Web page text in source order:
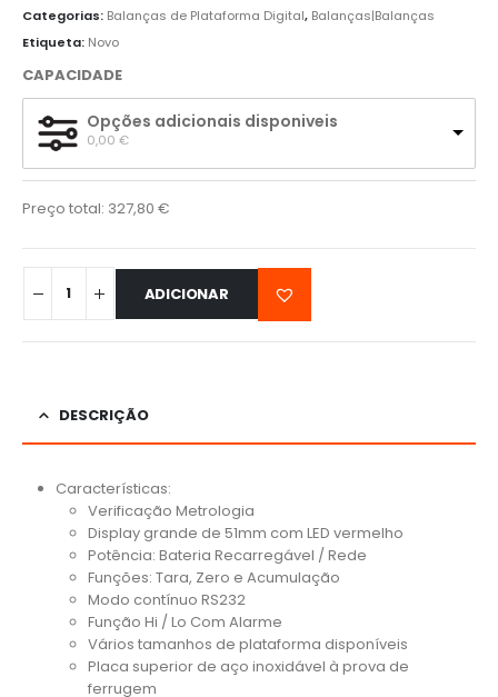
Categorias: Balanças de Plataforma Digital, Balanças|Balanças
Etiqueta: Novo
CAPACIDADE
Opções adicionais disponiveis
0,00 €
Preço total: 327,80 €
ADICIONAR
DESCRIÇÃO
Características:
Verificação Metrologia
Display grande de 51mm com LED vermelho
Potência: Bateria Recarregável / Rede
Funções: Tara, Zero e Acumulação
Modo contínuo RS232
Função Hi / Lo Com Alarme
Vários tamanhos de plataforma disponíveis
Placa superior de aço inoxidável à prova de
ferrugem